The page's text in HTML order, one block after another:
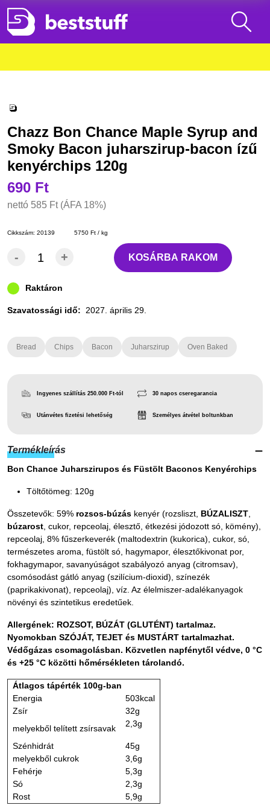
Chazz Bon Chance Maple Syrup and
Smoky Bacon juharszirup-bacon ízű
kenyérchips 120g
690 Ft
nettó 585 Ft (ÁFA 18%)
Cikkszám: 20139 5750 Ft / kg
- + KOSÁRBA RAKOM
Raktáron
Szavatossági idő: 2027. április 29.
Bread Chips Bacon Juharszirup Oven Baked
Ingyenes szállítás 250.000 Ft-tól
Utánvétes fizetési lehetőség
30 napos cseregarancia
Személyes átvétel boltunkban
Termékleírás
Bon Chance Juharszirupos és Füstölt Baconos Kenyérchips
Töltőtömeg: 120g
Összetevők: 59% rozsos-búzás kenyér (rozsliszt, BÚZALISZT,
búzarost, cukor, repceolaj, élesztő, étkezési jódozott só, kömény),
repceolaj, 8% fűszerkeverék (maltodextrin (kukorica), cukor, só,
természetes aroma, füstölt só, hagymapor, élesztőkivonat por,
fokhagymapor, savanyúságot szabályozó anyag (citromsav),
csomósodást gátló anyag (szilícium-dioxid), színezék
(paprikakivonat), repceolaj), víz. Az élelmiszer-adalékanyagok
növényi és szintetikus eredetűek.
Allergének: ROZSOT, BÚZÁT (GLUTÉNT) tartalmaz.
Nyomokban SZÓJÁT, TEJET és MUSTÁRT tartalmazhat.
Védőgázas csomagolásban. Közvetlen napfénytől védve, 0 °C
és +25 °C közötti hőmérsékleten tárolandó.
Átlagos tápérték 100g-ban
Energia
503kcal
Zsír
32g
melyekből telített zsírsavak
2,3g
Szénhidrát
45g
melyekből cukrok
3,6g
Fehérje
5,3g
Só
2,3g
Rost
5,9g